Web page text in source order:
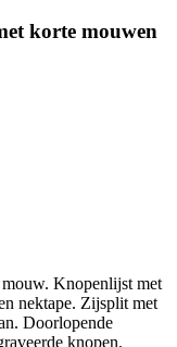
korte mouwen
Knopenlijst met
nektape. Zijsplit met
Doorlopende
knopen.